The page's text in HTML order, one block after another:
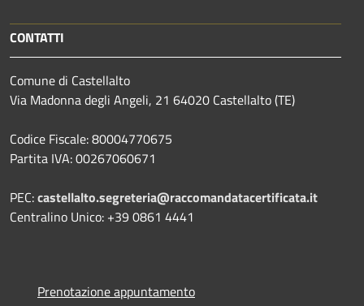
CONTATTI
Comune di Castellalto
Via Madonna degli Angeli, 21 64020 Castellalto (TE)
Codice Fiscale: 80004770675
Partita IVA: 00267060671
PEC:castellalto.segreteria@raccomandatacertificata.it
Centralino Unico: +39 0861 4441
Prenotazione appuntamento